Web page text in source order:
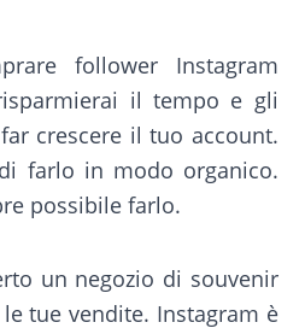
follower Instagram
il tempo e gli
crescere il tuo account.
farlo in modo organico.
possibile farlo.
un negozio di souvenir
tue vendite. Instagram è